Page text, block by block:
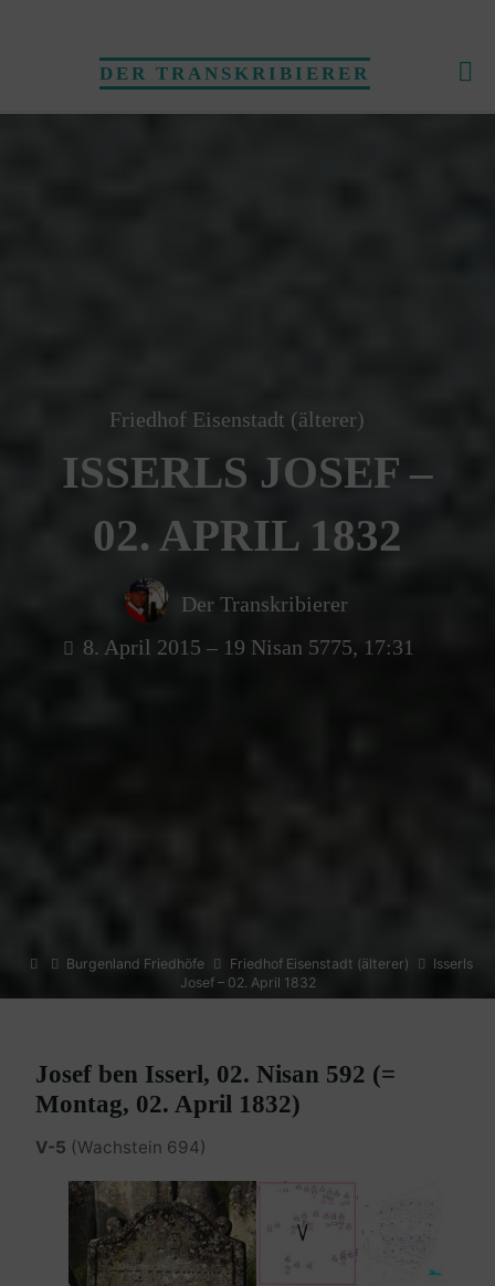
DER TRANSKRIBIERER
Friedhof Eisenstadt (älterer)
ISSERLS JOSEF –
02. APRIL 1832
Der Transkribierer
8. April 2015 – 19 Nisan 5775, 17:31
HomeBurgenland Friedhöfe Friedhof Eisenstadt (älterer)
Isserls
Josef – 02. April 1832
Josef ben Isserl, 02. Nisan 592 (=
Montag, 02. April 1832)
V-5 (Wachstein 694)